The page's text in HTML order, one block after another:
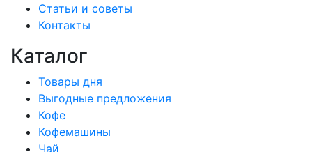
Статьи и советы
Контакты
Каталог
Товары дня
Выгодные предложения
Кофе
Кофемашины
Чай